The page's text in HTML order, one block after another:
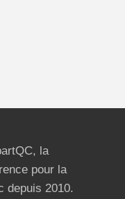
la
pour la
depuis 2010.